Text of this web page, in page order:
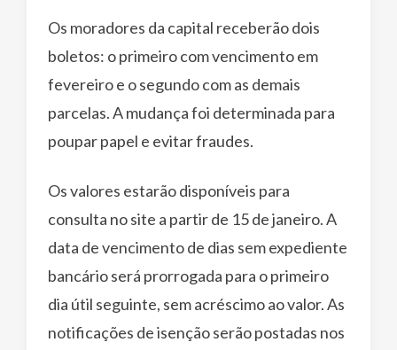
Os moradores da capital receberão dois
boletos: o primeiro com vencimento em
fevereiro e o segundo com as demais
parcelas. A mudança foi determinada para
poupar papel e evitar fraudes.
Os valores estarão disponíveis para
consulta no site a partir de 15 de janeiro. A
data de vencimento de dias sem expediente
bancário será prorrogada para o primeiro
dia útil seguinte, sem acréscimo ao valor. As
notificações de isenção serão postadas nos